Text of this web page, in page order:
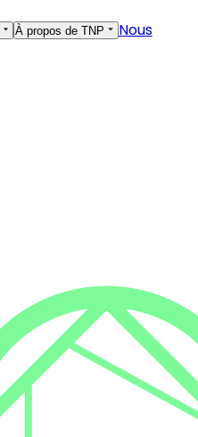
À propos de TNP
Nous